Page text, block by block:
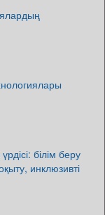
білім беру
инклюзивті